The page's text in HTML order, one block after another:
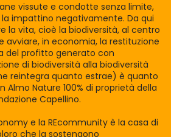
vissute e condotte senza limite,
impattino negativamente. Da qui
la vita, cioè la biodiversità, al centro
avviare, in economia, la restituzione
del profitto generato con
di biodiversità alla biodiversità
reintegra quanto estrae) è quanto
Almo Nature 100% di proprietà della
Capellino.
e la REcommunity è la casa di
che la sostengono